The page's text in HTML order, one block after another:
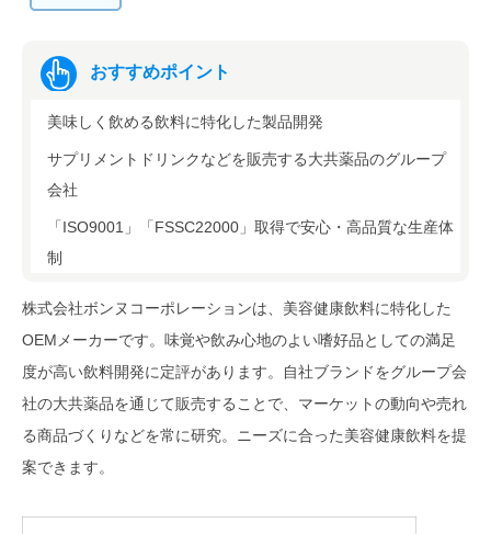
おすすめポイント
美味しく飲める飲料に特化した製品開発
サプリメントドリンクなどを販売する大共薬品のグループ
会社
「ISO9001」「FSSC22000」取得で安心・高品質な生産体
制
株式会社ボンヌコーポレーションは、美容健康飲料に特化した
OEMメーカーです。味覚や飲み心地のよい嗜好品としての満足
度が高い飲料開発に定評があります。自社ブランドをグループ会
社の大共薬品を通じて販売することで、マーケットの動向や売れ
る商品づくりなどを常に研究。ニーズに合った美容健康飲料を提
案できます。